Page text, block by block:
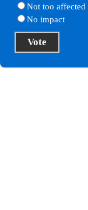
Not too affected
No impact